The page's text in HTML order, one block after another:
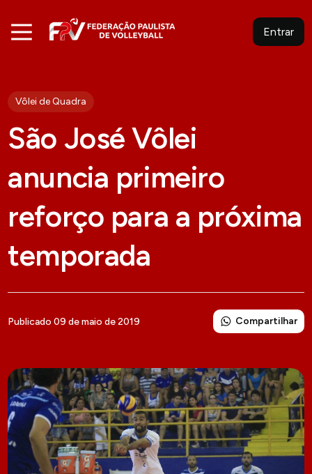
Entrar
Vôlei de Quadra
São José Vôlei
anuncia primeiro
reforço para a próxima
temporada
Publicado 09 de maio de 2019 Compartilhar